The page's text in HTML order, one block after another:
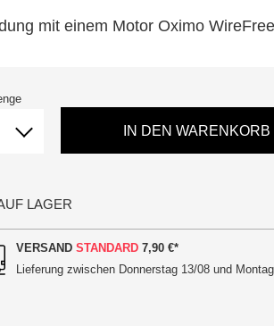
mit einem Motor Oximo
IN DEN WARENKORB
LAGER
VERSANDSTANDARD 7,90 €*
Lieferung zwischen Donnerstag 13/08 und